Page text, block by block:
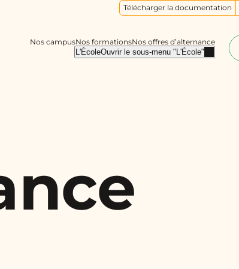
Nos campusNos formationsNos offres d’alternance
L'ÉcoleOuvrir le sous-menu "L'École"
Télécharger la documentation